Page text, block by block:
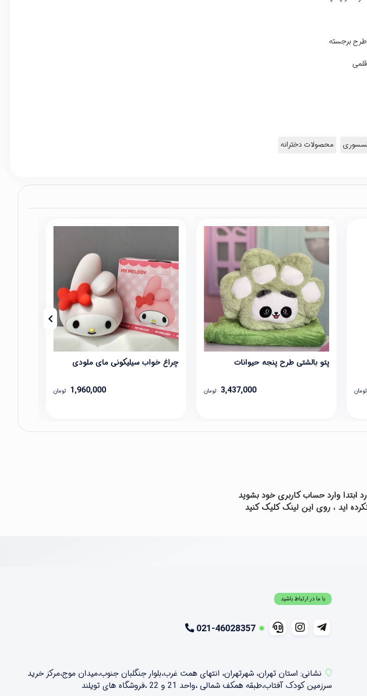
برجسته
محصولات دخترانه
تومان
پتو بالشتی طرح پنجه حیوانات
3,437,000 تومان
چراغ خواب سیلیکونی مای ملودی
1,960,000 تومان
ابتدا وارد حساب کاربری خود بشوید
اید ، روی این لینککلیک کنید
با ما در ارتباط باشید
021-46028357
نشانی: استان تهران، شهرتهران، انتهای همت غرب،بلوار جنگلبان جنوب،میدان موج،مرکز خرید
سرزمین کودک آفتاب،طبقه همکف شمالی ،واحد 21 و 22 ،فروشگاه های تویلند